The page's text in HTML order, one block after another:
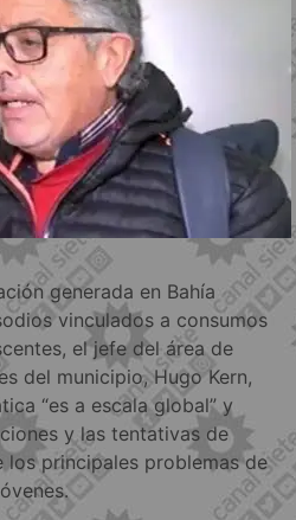
generada en Bahía
vinculados a consumos
el jefe del área de
del municipio, Hugo Kern,
“es a escala global” y
y las tentativas de
los principales problemas de